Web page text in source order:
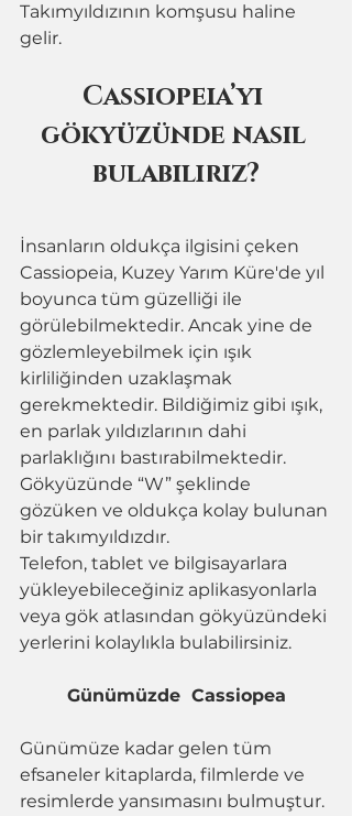
Takımyıldızının komşusu haline
gelir.
Cassiopeia’yı
gökyüzünde nasıl
bulabiliriz?
İnsanların oldukça ilgisini çeken
Cassiopeia, Kuzey Yarım Küre'de yıl
boyunca tüm güzelliği ile
görülebilmektedir. Ancak yine de
gözlemleyebilmek için ışık
kirliliğinden uzaklaşmak
gerekmektedir. Bildiğimiz gibi ışık,
en parlak yıldızlarının dahi
parlaklığını bastırabilmektedir.
Gökyüzünde “W” şeklinde
gözüken ve oldukça kolay bulunan
bir takımyıldızdır.
Telefon, tablet ve bilgisayarlara
yükleyebileceğiniz aplikasyonlarla
veya gök atlasından gökyüzündeki
yerlerini kolaylıkla bulabilirsiniz.
Günümüzde  Cassiopea
Günümüze kadar gelen tüm
efsaneler kitaplarda, filmlerde ve
resimlerde yansımasını bulmuştur.